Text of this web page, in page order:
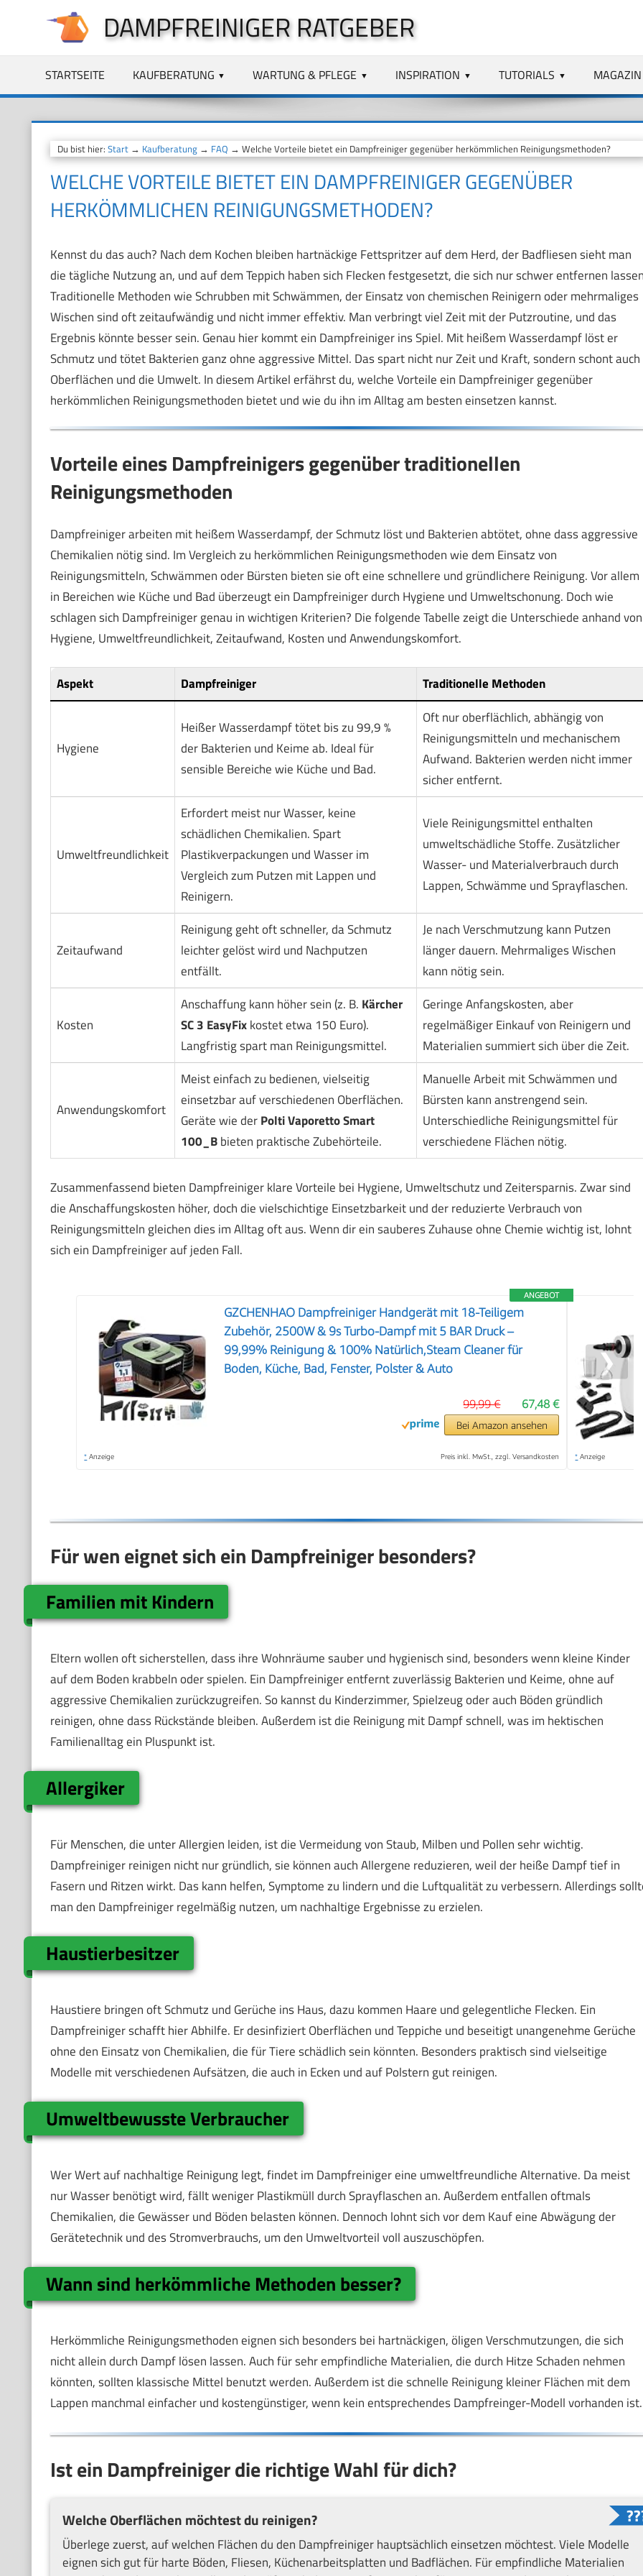
springen
DAMPFREINIGER RATGEBER
STARTSEITE KAUFBERATUNG WARTUNG & PFLEGE INSPIRATION TUTORIALS MAGAZIN
Du bist hier: Start→ Kaufberatung→ FAQ → Welche Vorteile bietet ein Dampfreiniger gegenüber herkömmlichen Reinigungsmethoden?
WELCHE VORTEILE BIETET EIN DAMPFREINIGER GEGENÜBER
HERKÖMMLICHEN REINIGUNGSMETHODEN?
Kennst du das auch? Nach dem Kochen bleiben hartnäckige Fettspritzer auf dem Herd, der Badfliesen sieht man
die tägliche Nutzung an, und auf dem Teppich haben sich Flecken festgesetzt, die sich nur schwer entfernen
Traditionelle Methoden wie Schrubben mit Schwämmen, der Einsatz von chemischen Reinigern oder mehrmaliges
Wischen sind oft zeitaufwändig und nicht immer effektiv. Man verbringt viel Zeit mit der Putzroutine, und das
Ergebnis könnte besser sein. Genau hier kommt ein Dampfreiniger ins Spiel. Mit heißem Wasserdampf löst er
Schmutz und tötet Bakterien ganz ohne aggressive Mittel. Das spart nicht nur Zeit und Kraft, sondern schont auch
Oberflächen und die Umwelt. In diesem Artikel erfährst du, welche Vorteile ein Dampfreiniger gegenüber
herkömmlichen Reinigungsmethoden bietet und wie du ihn im Alltag am besten einsetzen kannst.
Vorteile eines Dampfreinigers gegenüber traditionellen
Reinigungsmethoden
Dampfreiniger arbeiten mit heißem Wasserdampf, der Schmutz löst und Bakterien abtötet, ohne dass aggressive
Chemikalien nötig sind. Im Vergleich zu herkömmlichen Reinigungsmethoden wie dem Einsatz von
Reinigungsmitteln, Schwämmen oder Bürsten bieten sie oft eine schnellere und gründlichere Reinigung. Vor allem
in Bereichen wie Küche und Bad überzeugt ein Dampfreiniger durch Hygiene und Umweltschonung. Doch wie
schlagen sich Dampfreiniger genau in wichtigen Kriterien? Die folgende Tabelle zeigt die Unterschiede anhand von
Hygiene, Umweltfreundlichkeit, Zeitaufwand, Kosten und Anwendungskomfort.
Aspekt Dampfreiniger Traditionelle Methoden
Hygiene
Heißer Wasserdampf tötet bis zu 99,9 %
der Bakterien und Keime ab. Ideal für
sensible Bereiche wie Küche und Bad.
Oft nur oberflächlich, abhängig von
Reinigungsmitteln und mechanischem
Aufwand. Bakterien werden nicht immer
sicher entfernt.
Umweltfreundlichkeit
Erfordert meist nur Wasser, keine
schädlichen Chemikalien. Spart
Plastikverpackungen und Wasser im
Vergleich zum Putzen mit Lappen und
Reinigern.
Viele Reinigungsmittel enthalten
umweltschädliche Stoffe. Zusätzlicher
Wasser- und Materialverbrauch durch
Lappen, Schwämme und Sprayflaschen.
Zeitaufwand
Reinigung geht oft schneller, da Schmutz
leichter gelöst wird und Nachputzen
entfällt.
Je nach Verschmutzung kann Putzen
länger dauern. Mehrmaliges Wischen
kann nötig sein.
Kosten
Anschaffung kann höher sein (z. B. Kärcher
SC 3 EasyFixkostet etwa 150 Euro).
Langfristig spart man Reinigungsmittel.
Geringe Anfangskosten, aber
regelmäßiger Einkauf von Reinigern und
Materialien summiert sich über die Zeit.
Anwendungskomfort
Meist einfach zu bedienen, vielseitig
einsetzbar auf verschiedenen Oberflächen.
Geräte wie derPolti Vaporetto Smart
100_Bbieten praktische Zubehörteile.
Manuelle Arbeit mit Schwämmen und
Bürsten kann anstrengend sein.
Unterschiedliche Reinigungsmittel für
verschiedene Flächen nötig.
Zusammenfassend bieten Dampfreiniger klare Vorteile bei Hygiene, Umweltschutz und Zeitersparnis. Zwar sind
die Anschaffungskosten höher, doch die vielschichtige Einsetzbarkeit und der reduzierte Verbrauch von
Reinigungsmitteln gleichen dies im Alltag oft aus. Wenn dir ein sauberes Zuhause ohne Chemie wichtig ist, lohnt
sich ein Dampfreiniger auf jeden Fall.
ANGEBOT
GZCHENHAO Dampfreiniger Handgerät mit 18-Teiligem
Zubehör, 2500W & 9s Turbo-Dampf mit 5 BAR Druck –
99,99% Reinigung & 100% Natürlich,Steam Cleaner für
Boden, Küche, Bad, Fenster, Polster & Auto
67,48 €
99,99 €
Bei Amazon ansehen
* Anzeige Preis inkl. MwSt., zzgl. Versandkosten * Anzeige
❯
Für wen eignet sich ein Dampfreiniger besonders?
Familien mit Kindern
Eltern wollen oft sicherstellen, dass ihre Wohnräume sauber und hygienisch sind, besonders wenn kleine Kinder
auf dem Boden krabbeln oder spielen. Ein Dampfreiniger entfernt zuverlässig Bakterien und Keime, ohne auf
aggressive Chemikalien zurückzugreifen. So kannst du Kinderzimmer, Spielzeug oder auch Böden gründlich
reinigen, ohne dass Rückstände bleiben. Außerdem ist die Reinigung mit Dampf schnell, was im hektischen
Familienalltag ein Pluspunkt ist.
Allergiker
Für Menschen, die unter Allergien leiden, ist die Vermeidung von Staub, Milben und Pollen sehr wichtig.
Dampfreiniger reinigen nicht nur gründlich, sie können auch Allergene reduzieren, weil der heiße Dampf tief in
Fasern und Ritzen wirkt. Das kann helfen, Symptome zu lindern und die Luftqualität zu verbessern. Allerdings
man den Dampfreiniger regelmäßig nutzen, um nachhaltige Ergebnisse zu erzielen.
Haustierbesitzer
Haustiere bringen oft Schmutz und Gerüche ins Haus, dazu kommen Haare und gelegentliche Flecken. Ein
Dampfreiniger schafft hier Abhilfe. Er desinfiziert Oberflächen und Teppiche und beseitigt unangenehme Gerüche
ohne den Einsatz von Chemikalien, die für Tiere schädlich sein könnten. Besonders praktisch sind vielseitige
Modelle mit verschiedenen Aufsätzen, die auch in Ecken und auf Polstern gut reinigen.
Umweltbewusste Verbraucher
Wer Wert auf nachhaltige Reinigung legt, findet im Dampfreiniger eine umweltfreundliche Alternative. Da meist
nur Wasser benötigt wird, fällt weniger Plastikmüll durch Sprayflaschen an. Außerdem entfallen oftmals
Chemikalien, die Gewässer und Böden belasten können. Dennoch lohnt sich vor dem Kauf eine Abwägung der
Gerätetechnik und des Stromverbrauchs, um den Umweltvorteil voll auszuschöpfen.
Wann sind herkömmliche Methoden besser?
Herkömmliche Reinigungsmethoden eignen sich besonders bei hartnäckigen, öligen Verschmutzungen, die sich
nicht allein durch Dampf lösen lassen. Auch für sehr empfindliche Materialien, die durch Hitze Schaden nehmen
könnten, sollten klassische Mittel benutzt werden. Außerdem ist die schnelle Reinigung kleiner Flächen mit dem
Lappen manchmal einfacher und kostengünstiger, wenn kein entsprechendes Dampfreinger-Modell vorhanden ist.
Ist ein Dampfreiniger die richtige Wahl für dich?
Welche Oberflächen möchtest du reinigen?
Überlege zuerst, auf welchen Flächen du den Dampfreiniger hauptsächlich einsetzen möchtest. Viele Modelle
eignen sich gut für harte Böden, Fliesen, Küchenarbeitsplatten und Badflächen. Für empfindliche Materialien